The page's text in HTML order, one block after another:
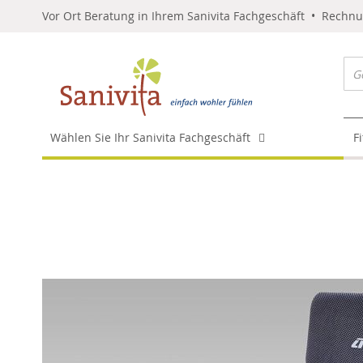
Vor Ort Beratung in Ihrem Sanivita Fachgeschäft •
Wählen Sie Ihr Sanivita Fachgeschäft
of